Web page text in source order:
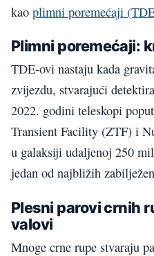
kao plimni poremećaji
Plimni poremećaji:
TDE-ovi nastaju kada
zvijezdu, stvarajući
2022. godini teleskopi
Transient Facility (ZTF) i
u galaksiji udaljenoj 250
jedan od najbližih
Plesni parovi crnih
valovi
Mnoge crne rupe stvaraju